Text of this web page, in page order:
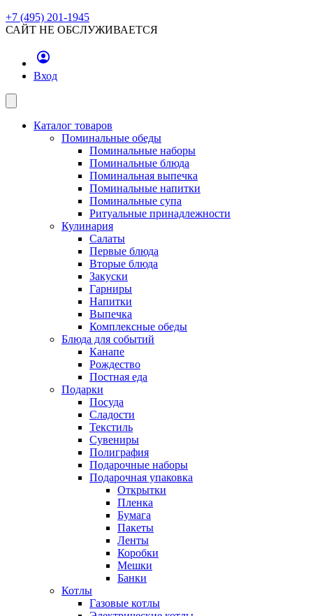
+7 (495) 201-1945
САЙТ НЕ ОБСЛУЖИВАЕТСЯ
Вход
Каталог товаров
Поминальные обеды
Поминальные наборы
Поминальные блюда
Поминальная выпечка
Поминальные напитки
Поминальные супа
Ритуальные принадлежности
Кулинария
Салаты
Первые блюда
Вторые блюда
Закуски
Гарниры
Напитки
Выпечка
Комплексные обеды
Блюда для событий
Канапе
Рождество
Постная еда
Подарки
Посуда
Сладости
Текстиль
Сувениры
Полиграфия
Подарочные наборы
Подарочная упаковка
Открытки
Пленка
Бумага
Пакеты
Ленты
Коробки
Мешки
Банки
Котлы
Газовые котлы